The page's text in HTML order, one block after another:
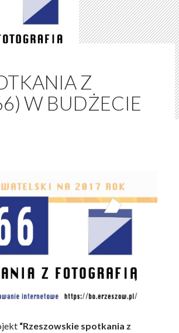
Z
W BUDŻECIE
“Rzeszowskie spotkania z